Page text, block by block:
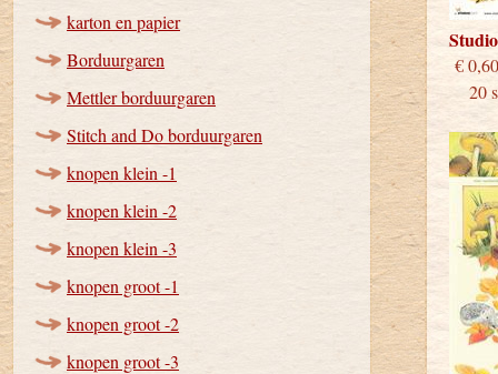
karton en papier
Borduurgaren
Mettler borduurgaren
Stitch and Do borduurgaren
knopen klein -1
knopen klein -2
knopen klein -3
knopen groot -1
knopen groot -2
knopen groot -3
20